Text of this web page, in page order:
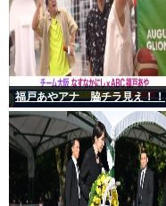
福戸あやアナ 脇チラ見え！！